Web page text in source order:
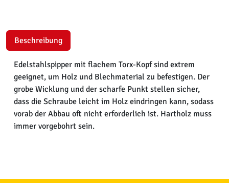
Beschreibung
Edelstahlspipper mit flachem Torx-Kopf sind extrem
geeignet, um Holz und Blechmaterial zu befestigen. Der
grobe Wicklung und der scharfe Punkt stellen sicher,
dass die Schraube leicht im Holz eindringen kann, sodass
vorab der Abbau oft nicht erforderlich ist. Hartholz muss
immer vorgebohrt sein.